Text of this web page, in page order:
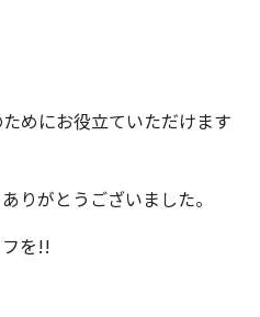
めにお役立ていただけます
りがとうございました。
を!!